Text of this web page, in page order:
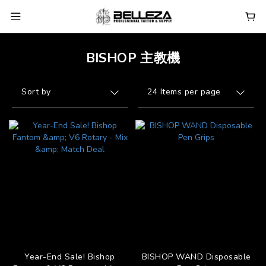
BISHOP 主教機
Sort by 24 Items per page
Year-End Sale! Bishop
BISHOP WAND Disposable